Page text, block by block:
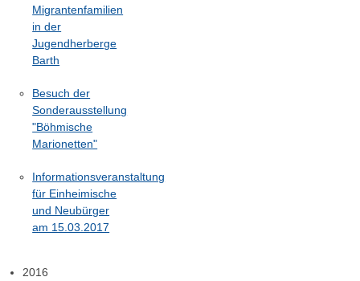
Migrantenfamilien
in der
Jugendherberge
Barth
Besuch der
Sonderausstellung
"Böhmische
Marionetten"
Informationsveranstaltung
für Einheimische
und Neubürger
am 15.03.2017
2016